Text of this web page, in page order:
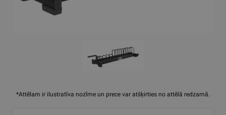
*Attēlam ir ilustratīva nozīme un prece var atšķirties no attēlā redzamā.